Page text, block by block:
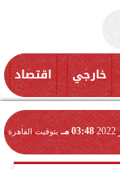
خارجي اقتصاد
03:48 مـ بتوقيت القاهرة